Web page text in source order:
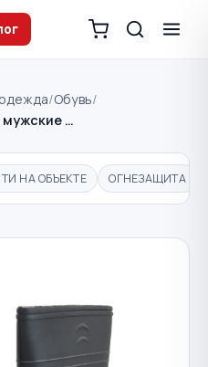
/Обувь/
…
НА ОБЪЕКТЕ ОГНЕЗАЩИТА